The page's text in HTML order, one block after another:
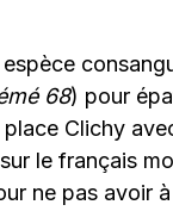
68) pour
Clichy
le français
ne pas avoir